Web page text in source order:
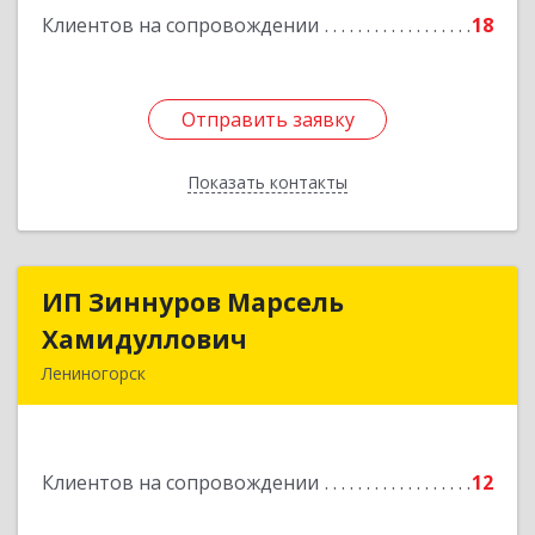
Клиентов на сопровождении 18
Отправить заявку
Показать контакты
Подробнее
Отправить заявку
Назад
ИП Зиннуров Марсель
Хамидуллович
Лениногорск
Клиентов на сопровождении 12
ИП Зиннуров Марсель
Подробнее